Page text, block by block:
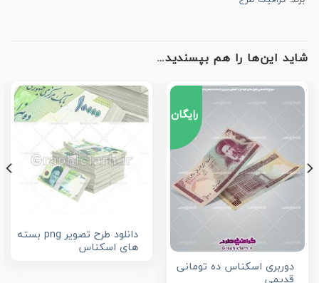
شاید این‌ها را هم بپسندید…
رایگان
دوربری اسکناس ده تومانی
قدیمی
دانلود طرح تصویر png بسته
های اسکناس